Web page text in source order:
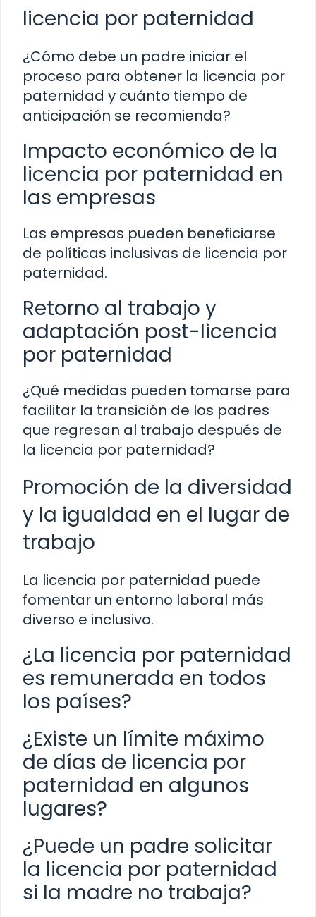
licencia por paternidad
¿Cómo debe un padre iniciar el
proceso para obtener la licencia por
paternidad y cuánto tiempo de
anticipación se recomienda?
Impacto económico de la
licencia por paternidad en
las empresas
Las empresas pueden beneficiarse
de políticas inclusivas de licencia por
paternidad.
Retorno al trabajo y
adaptación post-licencia
por paternidad
¿Qué medidas pueden tomarse para
facilitar la transición de los padres
que regresan al trabajo después de
la licencia por paternidad?
Promoción de la diversidad
y la igualdad en el lugar de
trabajo
La licencia por paternidad puede
fomentar un entorno laboral más
diverso e inclusivo.
¿La licencia por paternidad
es remunerada en todos
los países?
¿Existe un límite máximo
de días de licencia por
paternidad en algunos
lugares?
¿Puede un padre solicitar
la licencia por paternidad
si la madre no trabaja?